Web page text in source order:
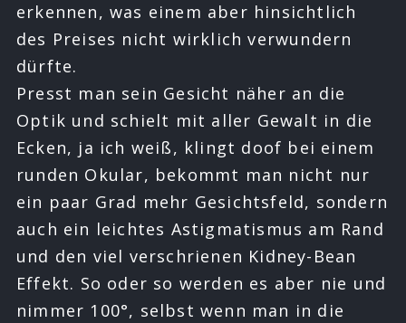
erkennen, was einem aber hinsichtlich
des Preises nicht wirklich verwundern
dürfte.
Presst man sein Gesicht näher an die
Optik und schielt mit aller Gewalt in die
Ecken, ja ich weiß, klingt doof bei einem
runden Okular, bekommt man nicht nur
ein paar Grad mehr Gesichtsfeld, sondern
auch ein leichtes Astigmatismus am Rand
und den viel verschrienen Kidney-Bean
Effekt. So oder so werden es aber nie und
nimmer 100°, selbst wenn man in die